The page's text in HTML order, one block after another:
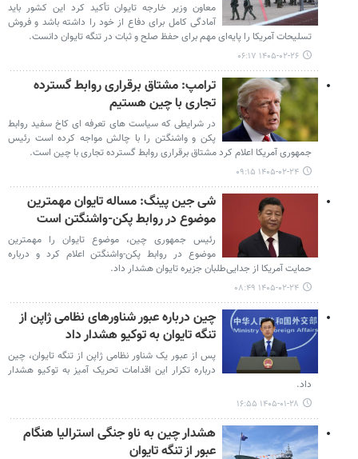
معاون وزیر خارجه تایوان تأکید کرد این کشور باید
آمادگی کامل برای دفاع از خود را داشته باشد و فروش
تسلیحات آمریکا را پایه‌ای مهم برای حفظ صلح و ثبات در تنگه تایوان دانست.
۱۴۰۵-۰۲-۲۶ ۰۶:۱۷
ترامپ: مشتاق برقراری روابط گسترده
تجاری با چین هستیم
در شرایطی که سیاست های تعرفه ای کاخ سفید روابط
پکن و واشنگتن را با چالش مواجه کرده است رئیس
جمهوری آمریکا اعلام کرد مشتاق برقراری روابط گسترده تجاری با چین است.
۱۴۰۵-۰۲-۲۴ ۰۹:۱۵
شی جین پینگ: مساله تایوان مهمترین
موضوع در روابط پکن-واشنگتن است
رئیس جمهوری چین، موضوع تایوان را مهمترین
موضوع در روابط پکن-واشنگتن اعلام کرد و درباره
حمایت آمریکا از جدایی‌طلبان جزیره تایوان هشدار داد.
۱۴۰۵-۰۲-۲۴ ۰۸:۴۹
چین درباره عبور شناورهای نظامی ژاپن از
تنگه تایوان به توکیو هشدار داد
پس از عبور یک شناور نظامی ژاپن از تنگه تایوان، چین
درباره تکرار این اقدامات تحریک آمیز به توکیو هشدار
داد.
۱۴۰۵-۰۱-۲۸ ۱۶:۵۵
هشدار چین به ناو جنگی استرالیا هنگام
عبور از تنگه تایوان